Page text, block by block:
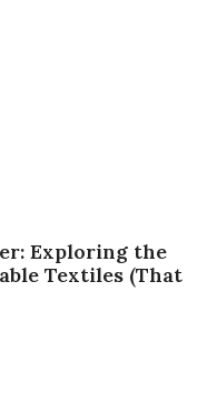
Exploring the
Textiles (That